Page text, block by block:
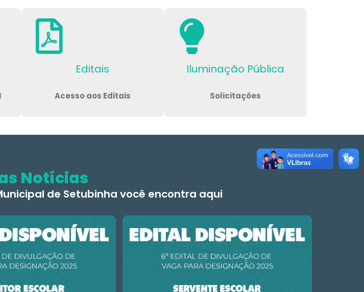
Editais
Acesso aos Editais
Iluminação Pública
Solicitações
Notícias
de Setubinha você encontra aqui